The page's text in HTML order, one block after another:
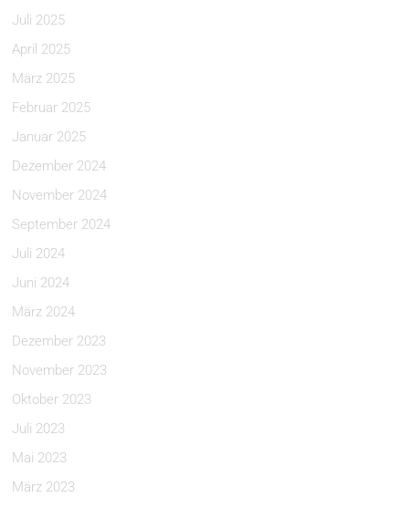
Juli 2025
April 2025
März 2025
Februar 2025
Januar 2025
Dezember 2024
November 2024
September 2024
Juli 2024
Juni 2024
März 2024
Dezember 2023
November 2023
Oktober 2023
Juli 2023
Mai 2023
März 2023